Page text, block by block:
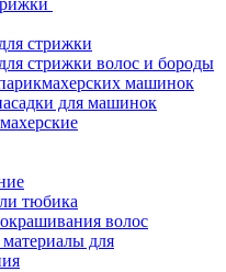
стрижки
стрижки волос и бороды
машинок
для машинок
тюбика
волос
для